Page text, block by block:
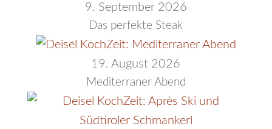
9. September 2026
Das perfekte Steak
19. August 2026
Mediterraner Abend